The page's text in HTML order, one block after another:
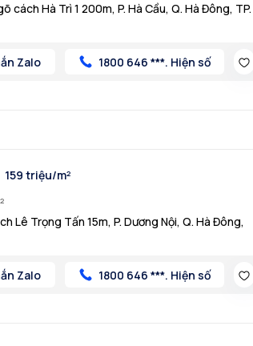
cách Hà Trì 1 200m, P. Hà Cầu, Q. Hà Đông, TP.
Zalo 1800 646 ***. Hiện số
159 triệu/m²
Lê Trọng Tấn 15m, P. Dương Nội, Q. Hà Đông,
Zalo 1800 646 ***. Hiện số